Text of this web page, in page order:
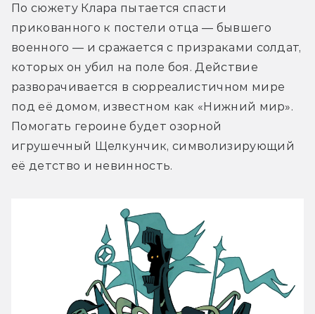
По сюжету Клара пытается спасти
прикованного к постели отца — бывшего
военного — и сражается с призраками солдат,
которых он убил на поле боя. Действие
разворачивается в сюрреалистичном мире
под её домом, известном как «Нижний мир».
Помогать героине будет озорной
игрушечный Щелкунчик, символизирующий
её детство и невинность.